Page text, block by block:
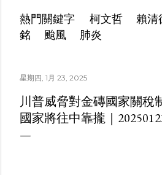
熱門關鍵字 柯文哲 賴清
銘
颱風 肺炎
星期四, 1月 23, 2025
川普威脅對金磚國家關稅
國家將往中靠攏｜